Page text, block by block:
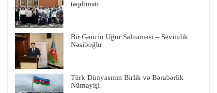
təqdimatı
Bir Gəncin Uğur Salnaməsi – Sevindik
Nəsiboğlu
Türk Dünyasının Birlik və Bərabərlik
Nümayişi